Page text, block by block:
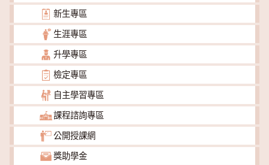
新生專區
生涯專區
升學專區
檢定專區
自主學習專區
課程諮詢專區
公開授課網
獎助學金